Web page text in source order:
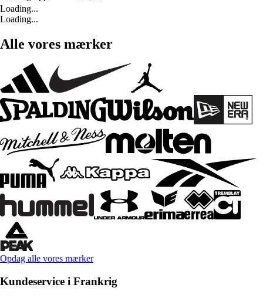
Loading...
Loading...
Alle vores mærker
Opdag alle vores mærker
Kundeservice i Frankrig